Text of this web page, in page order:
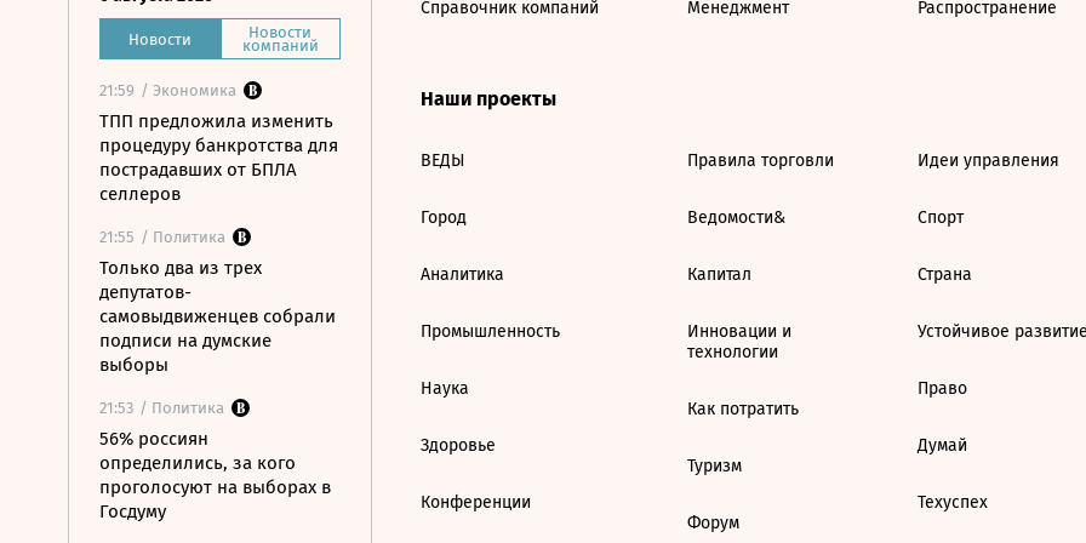
Новости Новости
компаний
21:59 / Экономика
ТПП предложила изменить
процедуру банкротства для
пострадавших от БПЛА
селлеров
21:55 / Политика
Только два из трех
депутатов-
самовыдвиженцев собрали
подписи на думские
выборы
21:53 / Политика
56% россиян
определились, за кого
проголосуют на выборах в
Госдуму
Справочник компаний Менеджмент Распространение
Наши проекты
ВЕДЫ
Город
Аналитика
Промышленность
Наука
Здоровье
Конференции
Правила торговли
Ведомости&
Капитал
Инновации и
технологии
Как потратить
Туризм
Форум
Идеи управления
Спорт
Страна
Устойчивое
Право
Думай
Техуспех